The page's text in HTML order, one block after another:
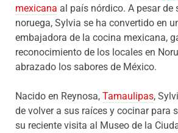
mexicana al país nórdico. A pesar de
noruega, Sylvia se ha convertido en
embajadora de la cocina mexicana,
reconocimiento de los locales en
abrazado los sabores de México.
Nacido en Reynosa, Tamaulipas,
de volver a sus raíces y cocinar para
su reciente visita al Museo de la